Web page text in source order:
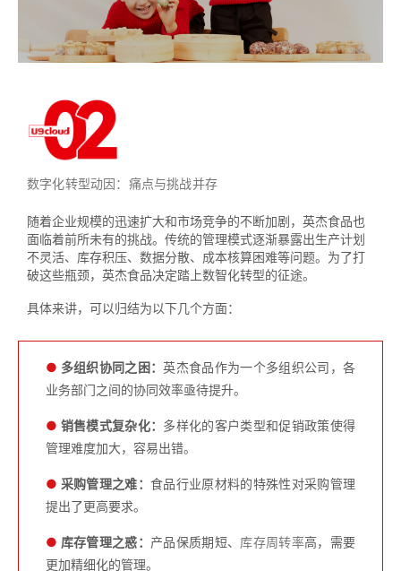
数字化转型动因：痛点与挑战并存
随着企业规模的迅速扩大和市场竞争的不断加剧，英杰食品也
面临着前所未有的挑战。传统的管理模式逐渐暴露出生产计划
不灵活、库存积压、数据分散、成本核算困难等问题。为了打
破这些瓶颈，英杰食品决定踏上数智化转型的征途。
具体来讲，可以归结为以下几个方面：
● 多组织协同之困：英杰食品作为一个多组织公司，各
业务部门之间的协同效率亟待提升。
● 销售模式复杂化： 多样化的客户类型和促销政策使得
管理难度加大，容易出错。
● 采购管理之难：食品行业原材料的特殊性对采购管理
提出了更高要求。
● 库存管理之惑： 产品保质期短、 库存周转率高，需要
更加精细化的管理。